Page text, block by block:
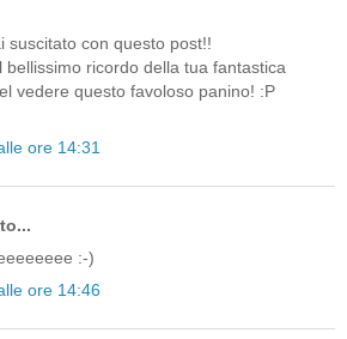
suscitato con questo post!!
bellissimo ricordo della tua fantastica
vedere questo favoloso panino! :P
ore 14:31
:-)
ore 14:46